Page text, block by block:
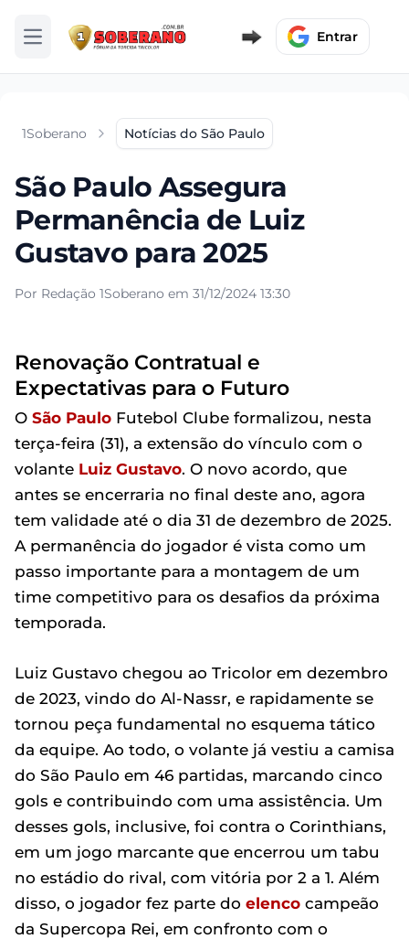
Abrir menu Entrar
1Soberano Notícias do São Paulo
São Paulo Assegura
Permanência de Luiz
Gustavo para 2025
Por Redação 1Soberano em 31/12/2024 13:30
Renovação Contratual e
Expectativas para o Futuro
O São Paulo Futebol Clube formalizou, nesta
terça-feira (31), a extensão do vínculo com o
volante Luiz Gustavo. O novo acordo, que
antes se encerraria no final deste ano, agora
tem validade até o dia 31 de dezembro de 2025.
A permanência do jogador é vista como um
passo importante para a montagem de um
time competitivo para os desafios da próxima
temporada.
Luiz Gustavo chegou ao Tricolor em dezembro
de 2023, vindo do Al-Nassr, e rapidamente se
tornou peça fundamental no esquema tático
da equipe. Ao todo, o volante já vestiu a camisa
do São Paulo em 46 partidas, marcando cinco
gols e contribuindo com uma assistência. Um
desses gols, inclusive, foi contra o Corinthians,
em um jogo marcante que encerrou um tabu
no estádio do rival, com vitória por 2 a 1. Além
disso, o jogador fez parte do elenco campeão
da Supercopa Rei, em confronto com o